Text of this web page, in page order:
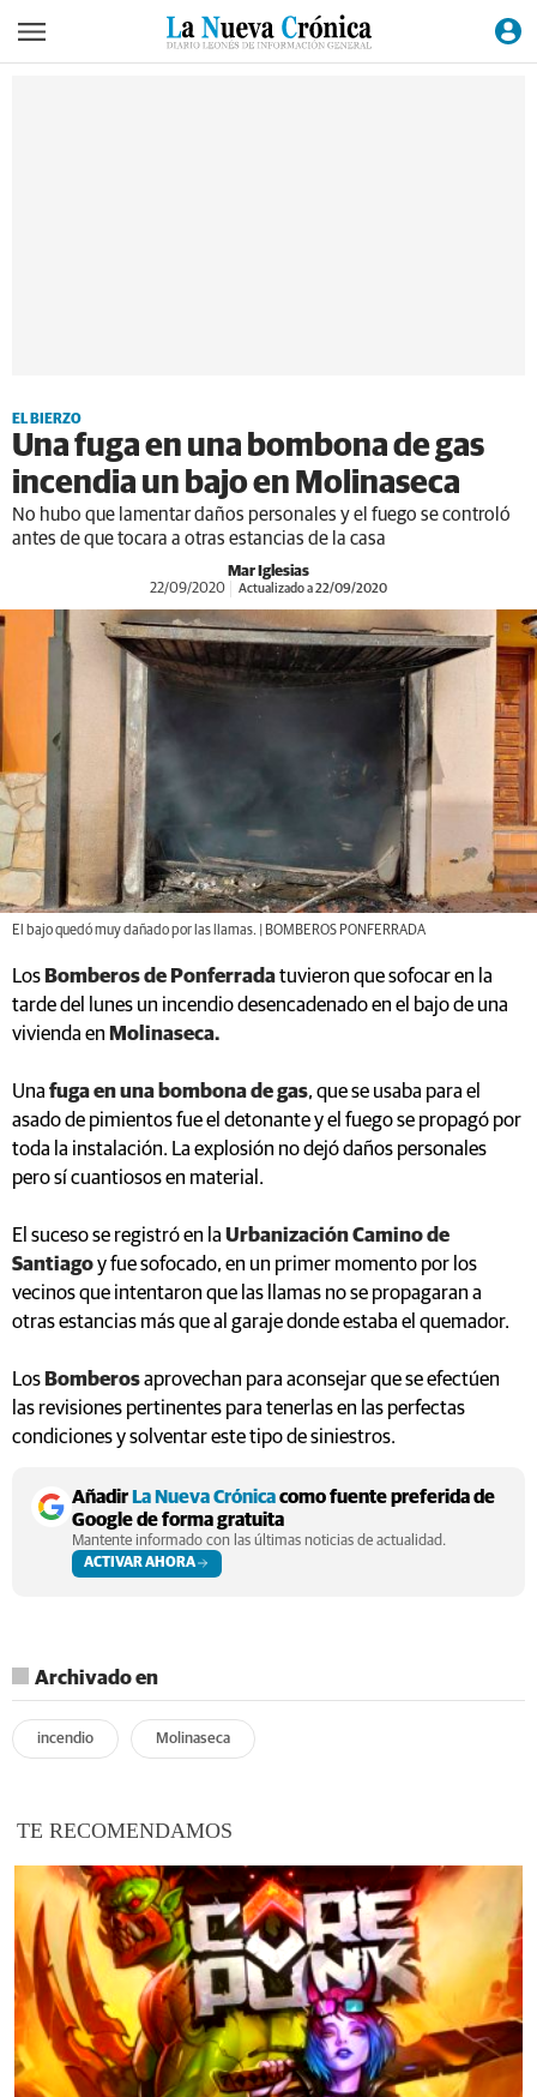
EL BIERZO
Una fuga en una bombona de gas
incendia un bajo en Molinaseca
No hubo que lamentar daños personales y el fuego se controló
antes de que tocara a otras estancias de la casa
Mar Iglesias
22/09/2020 Actualizado a 22/09/2020
El bajo quedó muy dañado por las llamas. | BOMBEROS PONFERRADA
Los Bomberos de Ponferradatuvieron que sofocar en la
tarde del lunes un incendio desencadenado en el bajo de una
vivienda en Molinaseca.
Una fuga en una bombona de gas, que se usaba para el
asado de pimientos fue el detonante y el fuego se propagó por
toda la instalación. La explosión no dejó daños personales
pero sí cuantiosos en material.
El suceso se registró en la Urbanización Camino de
Santiagoy fue sofocado, en un primer momento por los
vecinos que intentaron que las llamas no se propagaran a
otras estancias más que al garaje donde estaba el quemador.
Los Bomberosaprovechan para aconsejar que se efectúen
las revisiones pertinentes para tenerlas en las perfectas
condiciones y solventar este tipo de siniestros.
AñadirLa Nueva Crónicacomo fuente preferida de
Google de forma gratuita
Mantente informado con las últimas noticias de actualidad.
ACTIVAR AHORA
Archivado en
incendio Molinaseca
TE RECOMENDAMOS